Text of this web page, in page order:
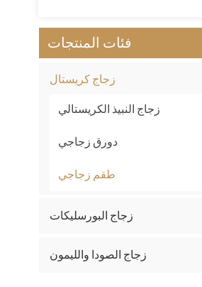
فئات المنتجات
زجاج كريستال
زجاج النبيذ الكريستالي
دورق زجاجي
طقم زجاجي
زجاج البورسليكات
زجاج الصودا والليمون